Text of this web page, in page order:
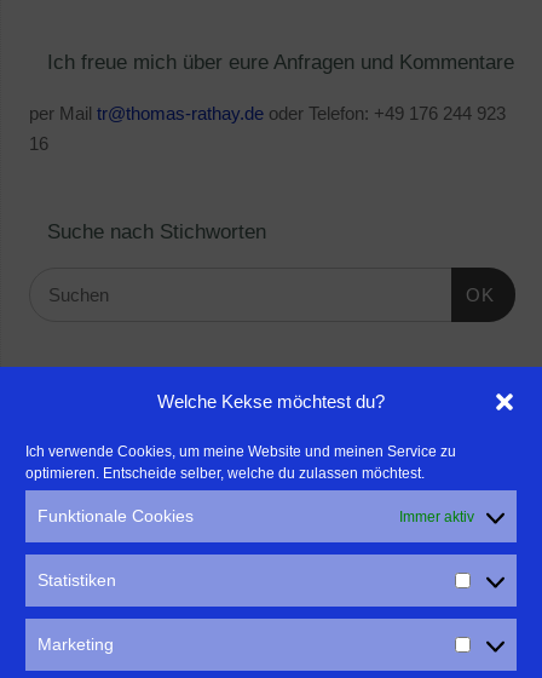
Welche Kekse möchtest du?
Ich verwende Cookies, um meine Website und meinen Service zu
optimieren. Entscheide selber, welche du zulassen möchtest.
Funktionale Cookies Immer aktiv
Statistiken
Marketing
Ich freue mich über eure Anfragen und Kommentare
per Mail tr@thomas-rathay.deoder Telefon: +49 176 244 923
16
Suche nach Stichworten
OK
- Für professionelle Fotografen, die ihre Stärken mehr in den
Fokus rücken wollen, empfehle ich eine Beratung durch Frau
Dr. Martina Mettner